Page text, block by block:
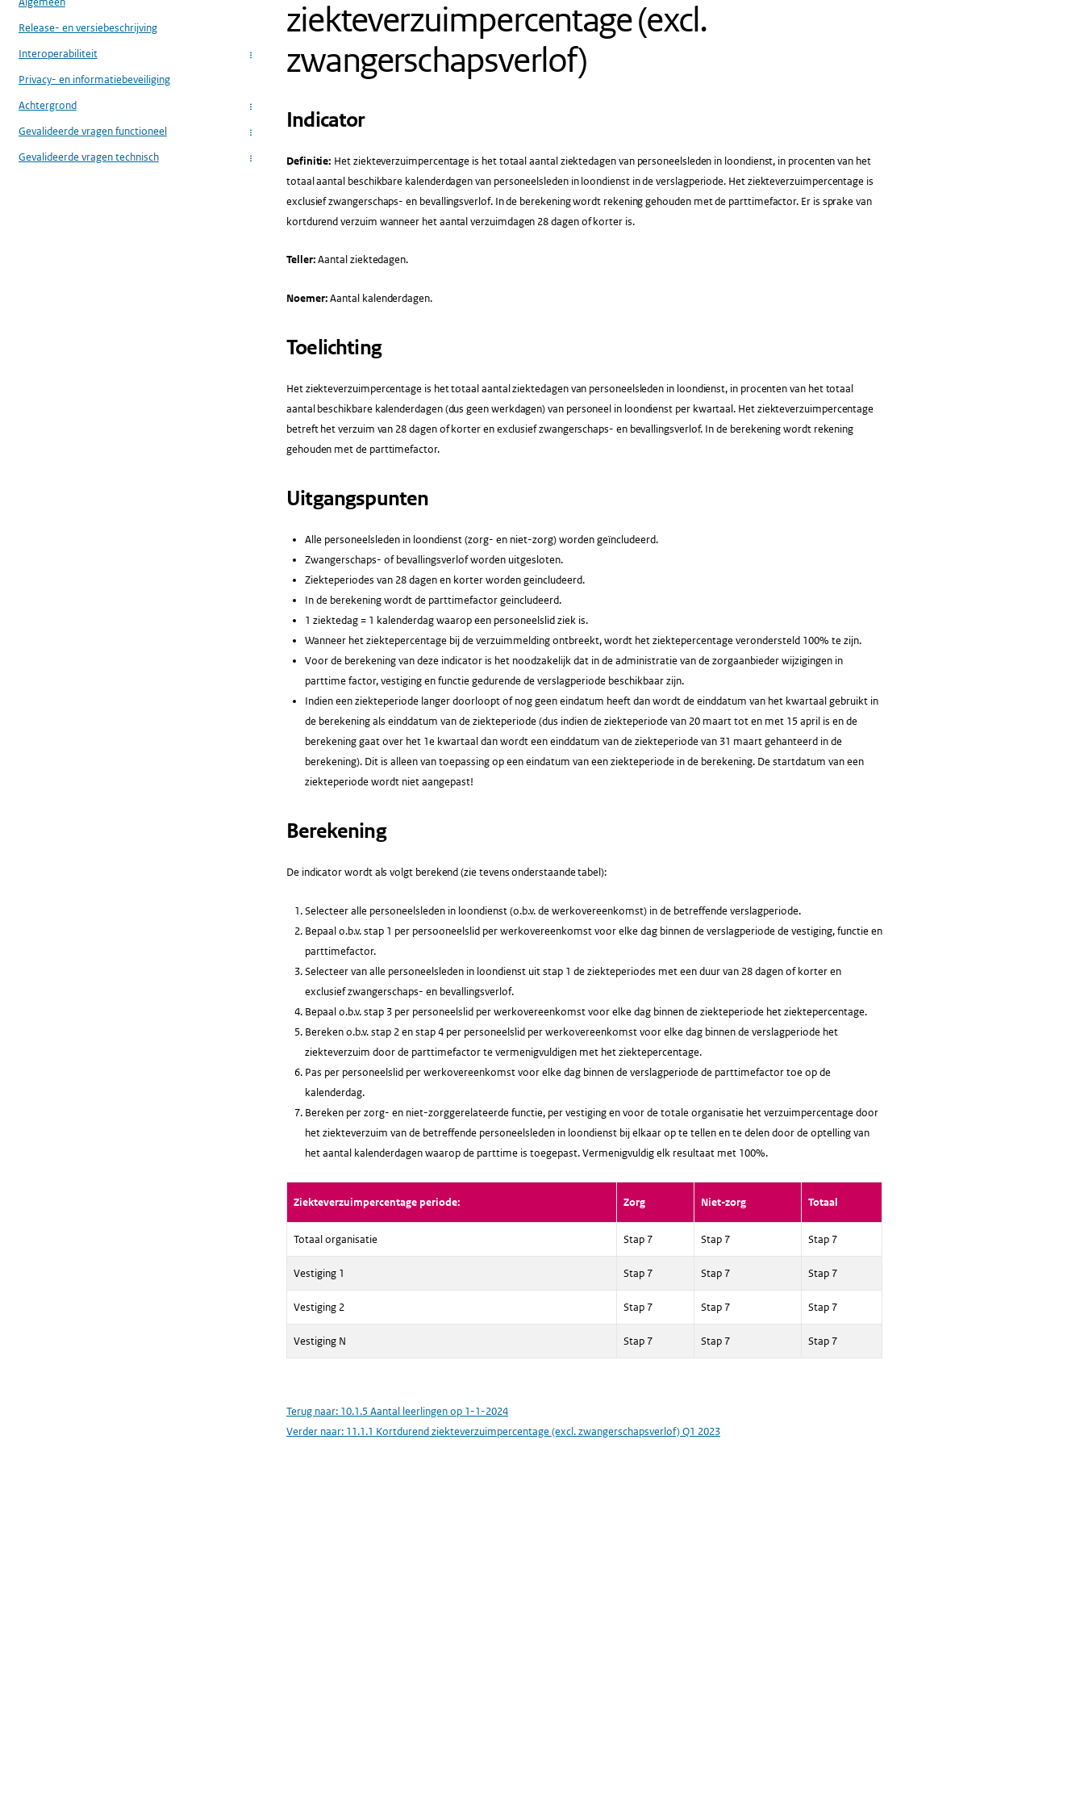
Release- en versiebeschrijving
Interoperabiliteit
...
Privacy- en informatiebeveiliging
Achtergrond
...
Gevalideerde vragen functioneel ...
Gevalideerde vragen technisch ...
ziekteverzuimpercentage (excl.
zwangerschapsverlof)
Indicator
Definitie: Het ziekteverzuimpercentage is het totaal aantal ziektedagen van personeelsleden in loondienst, in procenten van het
totaal aantal beschikbare kalenderdagen van personeelsleden in loondienst in de verslagperiode. Het ziekteverzuimpercentage is
exclusief zwangerschaps- en bevallingsverlof. In de berekening wordt rekening gehouden met de parttimefactor. Er is sprake van
kortdurend verzuim wanneer het aantal verzuimdagen 28 dagen of korter is.
Teller:Aantal ziektedagen.
Noemer:Aantal kalenderdagen.
Toelichting
Het ziekteverzuimpercentage is het totaal aantal ziektedagen van personeelsleden in loondienst, in procenten van het totaal
aantal beschikbare kalenderdagen (dus geen werkdagen) van personeel in loondienst per kwartaal. Het ziekteverzuimpercentage
betreft het verzuim van 28 dagen of korter en exclusief zwangerschaps- en bevallingsverlof. In de berekening wordt rekening
gehouden met de parttimefactor.
Uitgangspunten
Alle personeelsleden in loondienst (zorg- en niet-zorg) worden geïncludeerd.
Zwangerschaps- of bevallingsverlof worden uitgesloten.
Ziekteperiodes van 28 dagen en korter worden geincludeerd.
In de berekening wordt de parttimefactor geincludeerd.
1 ziektedag = 1 kalenderdag waarop een personeelslid ziek is.
Wanneer het ziektepercentage bij de verzuimmelding ontbreekt, wordt het ziektepercentage verondersteld 100% te zijn.
Voor de berekening van deze indicator is het noodzakelijk dat in de administratie van de zorgaanbieder wijzigingen in
parttime factor, vestiging en functie gedurende de verslagperiode beschikbaar zijn.
Indien een ziekteperiode langer doorloopt of nog geen eindatum heeft dan wordt de einddatum van het kwartaal gebruikt in
de berekening als einddatum van de ziekteperiode (dus indien de ziekteperiode van 20 maart tot en met 15 april is en de
berekening gaat over het 1e kwartaal dan wordt een einddatum van de ziekteperiode van 31 maart gehanteerd in de
berekening). Dit is alleen van toepassing op een eindatum van een ziekteperiode in de berekening. De startdatum van een
ziekteperiode wordt niet aangepast!
Berekening
De indicator wordt als volgt berekend (zie tevens onderstaande tabel):
Selecteer alle personeelsleden in loondienst (o.b.v. de werkovereenkomst) in de betreffende verslagperiode.
Bepaal o.b.v. stap 1 per persooneelslid per werkovereenkomst voor elke dag binnen de verslagperiode de vestiging, functie en
parttimefactor.
Selecteer van alle personeelsleden in loondienst uit stap 1 de ziekteperiodes met een duur van 28 dagen of korter en
exclusief zwangerschaps- en bevallingsverlof.
Bepaal o.b.v. stap 3 per personeelslid per werkovereenkomst voor elke dag binnen de ziekteperiode het ziektepercentage.
Bereken o.b.v. stap 2 en stap 4 per personeelslid per werkovereenkomst voor elke dag binnen de verslagperiode het
ziekteverzuim door de parttimefactor te vermenigvuldigen met het ziektepercentage.
Pas per personeelslid per werkovereenkomst voor elke dag binnen de verslagperiode de parttimefactor toe op de
kalenderdag.
Bereken per zorg- en niet-zorggerelateerde functie, per vestiging en voor de totale organisatie het verzuimpercentage door
het ziekteverzuim van de betreffende personeelsleden in loondienst bij elkaar op te tellen en te delen door de optelling van
het aantal kalenderdagen waarop de parttime is toegepast. Vermenigvuldig elk resultaat met 100%.
Ziekteverzuimpercentage periode: Zorg Niet-zorg Totaal
Totaal organisatie Stap 7 Stap 7 Stap 7
Vestiging 1 Stap 7 Stap 7 Stap 7
Vestiging 2 Stap 7 Stap 7 Stap 7
Vestiging N Stap 7 Stap 7 Stap 7
Terug naar: 10.1.5 Aantal leerlingen op 1-1-2024
Verder naar: 11.1.1 Kortdurend ziekteverzuimpercentage (excl. zwangerschapsverlof) Q1 2023